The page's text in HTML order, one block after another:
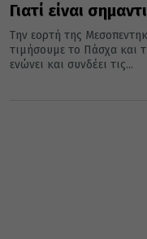
Γιατί είναι
Την εορτή της
τιμήσουμε το Πάσχα και
ενώνει και συνδέει τις...